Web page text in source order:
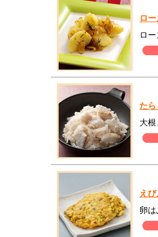
ロ
ロ
たら
大
え
卵